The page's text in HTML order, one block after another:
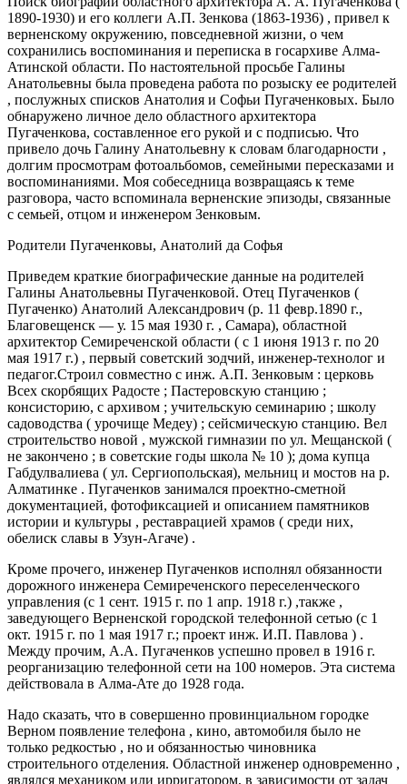
1890-1930) и его коллеги А.П. Зенкова (1863-1936) , привел к
верненскому окружению, повседневной жизни, о чем
сохранились воспоминания и переписка в госархиве Алма-
Атинской области. По настоятельной просьбе Галины
Анатольевны была проведена работа по розыску ее родителей
, послужных списков Анатолия и Софьи Пугаченковых. Было
обнаружено личное дело областного архитектора
Пугаченкова, составленное его рукой и с подписью. Что
привело дочь Галину Анатольевну к словам благодарности ,
долгим просмотрам фотоальбомов, семейными пересказами и
воспоминаниями. Моя собеседница возвращаясь к теме
разговора, часто вспоминала верненские эпизоды, связанные
с семьей, отцом и инженером Зенковым.
Родители Пугаченковы, Анатолий да Софья
Приведем краткие биографические данные на родителей
Галины Анатольевны Пугаченковой. Отец Пугаченков (
Пугаченко) Анатолий Александрович (р. 11 февр.1890 г.,
Благовещенск — у. 15 мая 1930 г. , Самара), областной
архитектор Семиреченской области ( с 1 июня 1913 г. по 20
мая 1917 г.) , первый советский зодчий, инженер-технолог и
педагог.Строил совместно с инж. А.П. Зенковым : церковь
Всех скорбящих Радосте ; Пастеровскую станцию ;
консисторию, с архивом ; учительскую семинарию ; школу
садоводства ( урочище Медеу) ; сейсмическую станцию. Вел
строительство новой , мужской гимназии по ул. Мещанской (
не закончено ; в советские годы школа № 10 ); дома купца
Габдулвалиева ( ул. Сергиопольская), мельниц и мостов на р.
Алматинке . Пугаченков занимался проектно-сметной
документацией, фотофиксацией и описанием памятников
истории и культуры , реставрацией храмов ( среди них,
обелиск славы в Узун-Агаче) .
Кроме прочего, инженер Пугаченков исполнял обязанности
дорожного инженера Семиреченского переселенческого
управления (с 1 сент. 1915 г. по 1 апр. 1918 г.) ,также ,
заведующего Верненской городской телефонной сетью (с 1
окт. 1915 г. по 1 мая 1917 г.; проект инж. И.П. Павлова ) .
Между прочим, А.А. Пугаченков успешно провел в 1916 г.
реорганизацию телефонной сети на 100 номеров. Эта система
действовала в Алма-Ате до 1928 года.
Надо сказать, что в совершенно провинциальном городке
Верном появление телефона , кино, автомобиля было не
только редкостью , но и обязанностью чиновника
строительного отделения. Областной инженер одновременно ,
являлся механиком или ирригатором, в зависимости от задач